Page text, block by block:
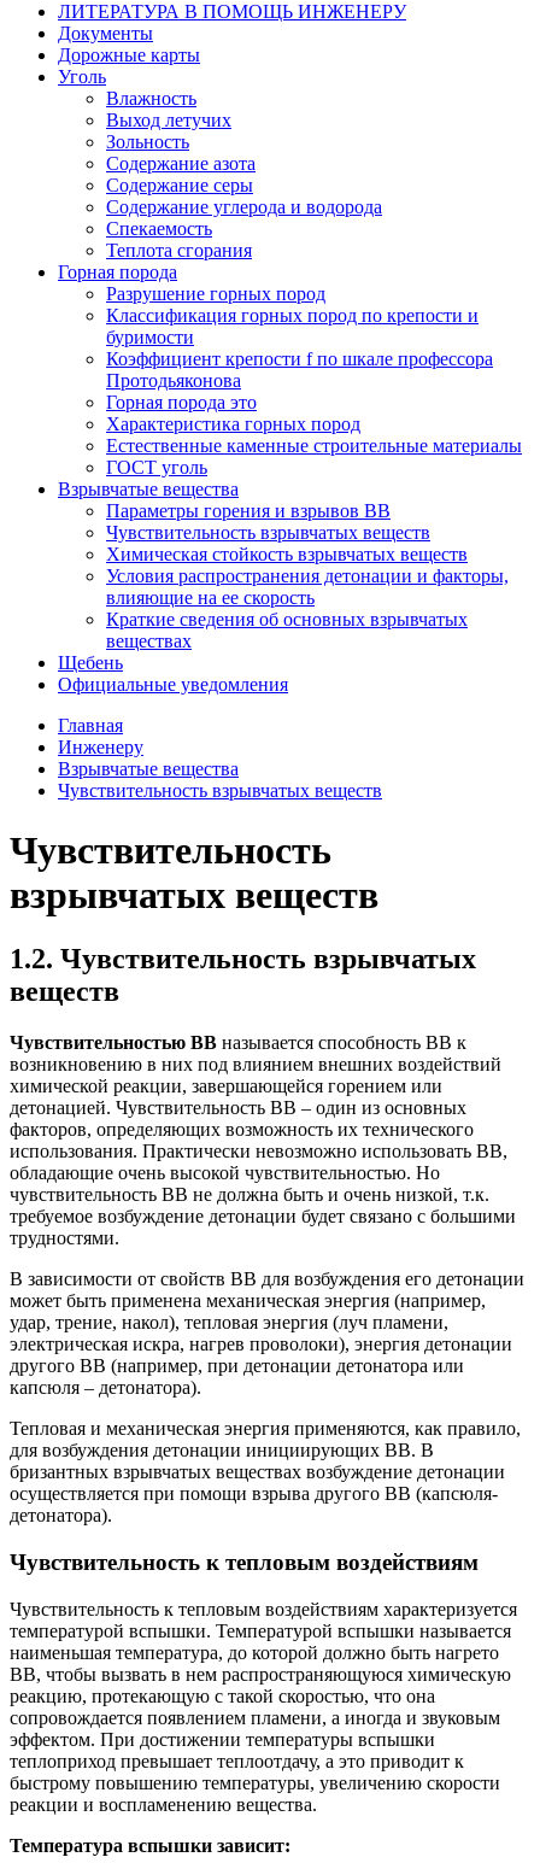
ЛИТЕРАТУРА В ПОМОЩЬ ИНЖЕНЕРУ
Документы
Дорожные карты
Уголь
Влажность
Выход летучих
Зольность
Содержание азота
Содержание серы
Содержание углерода и водорода
Спекаемость
Теплота сгорания
Горная порода
Разрушение горных пород
Классификация горных пород по крепости и
буримости
Коэффициент крепости f по шкале профессора
Протодьяконова
Горная порода это
Характеристика горных пород
Естественные каменные строительные материалы
ГОСТ уголь
Взрывчатые вещества
Параметры горения и взрывов ВВ
Чувствительность взрывчатых веществ
Химическая стойкость взрывчатых веществ
Условия распространения детонации и факторы,
влияющие на ее скорость
Краткие сведения об основных взрывчатых
веществах
Щебень
Официальные уведомления
Главная
Инженеру
Взрывчатые вещества
Чувствительность взрывчатых веществ
Чувствительность
взрывчатых веществ
1.2. Чувствительность взрывчатых
веществ
Чувствительностью ВВ называется способность ВВ к
возникновению в них под влиянием внешних воздействий
химической реакции, завершающейся горением или
детонацией. Чувствительность ВВ – один из основных
факторов, определяющих возможность их технического
использования. Практически невозможно использовать ВВ,
обладающие очень высокой чувствительностью. Но
чувствительность ВВ не должна быть и очень низкой, т.к.
требуемое возбуждение детонации будет связано с большими
трудностями.
В зависимости от свойств ВВ для возбуждения его детонации
может быть применена механическая энергия (например,
удар, трение, накол), тепловая энергия (луч пламени,
электрическая искра, нагрев проволоки), энергия детонации
другого ВВ (например, при детонации детонатора или
капсюля – детонатора).
Тепловая и механическая энергия применяются, как правило,
для возбуждения детонации инициирующих ВВ. В
бризантных взрывчатых веществах возбуждение детонации
осуществляется при помощи взрыва другого ВВ (капсюля-
детонатора).
Чувствительность к тепловым воздействиям
Чувствительность к тепловым воздействиям характеризуется
температурой вспышки. Температурой вспышки называется
наименьшая температура, до которой должно быть нагрето
ВВ, чтобы вызвать в нем распространяющуюся химическую
реакцию, протекающую с такой скоростью, что она
сопровождается появлением пламени, а иногда и звуковым
эффектом. При достижении температуры вспышки
теплоприход превышает теплоотдачу, а это приводит к
быстрому повышению температуры, увеличению скорости
реакции и воспламенению вещества.
Температура вспышки зависит: